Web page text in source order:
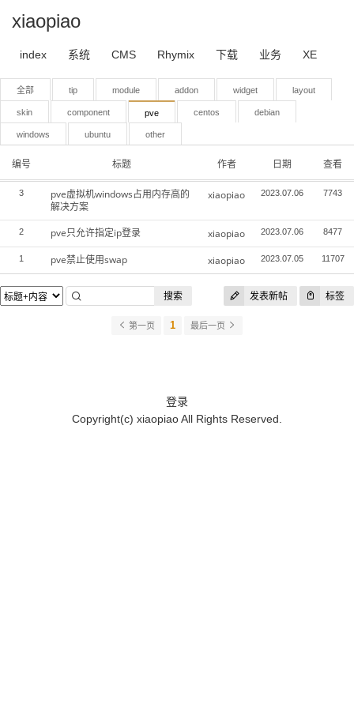
xiaopiao
index 系统 CMS Rhymix 下载 业务 XE
全部 tip module addon widget layout
skin component pve centos debian
windows ubuntu other
编号 标题 作者 日期 查看
3
pve虚拟机windows占用内存高的
解决方案
xiaopiao 2023.07.06 7743
2 pve只允许指定ip登录 xiaopiao 2023.07.06 8477
1 pve禁止使用swap xiaopiao 2023.07.05 11707
发表新帖 标签
搜索
第一页 1 最后一页
登录
Copyright(c) xiaopiaoAll Rights Reserved.